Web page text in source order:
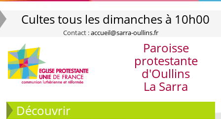
Cultes tous les dimanches à 10h00
Contact :accueil@sarra-oullins.fr
Paroisse
protestante
d'Oullins
La Sarra
Découvrir